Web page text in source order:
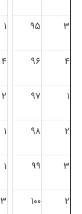
۳ ۹۵ ۱
۴ ۹۶ ۴
۱ ۹۷ ۲
۲ ۹۸ ۱
۳ ۹۹ ۱
۲ ۱۰۰ ۳